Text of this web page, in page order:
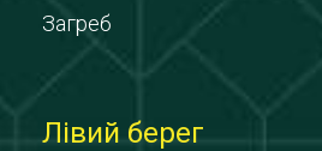
Загреб
Лівий берег